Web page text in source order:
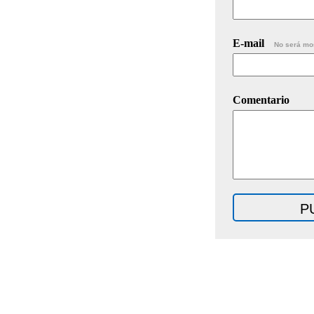
E-mail No será
Comentario